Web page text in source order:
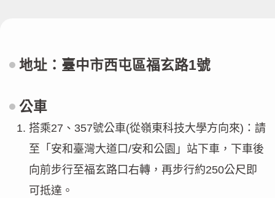
地址：臺中市西屯區福玄路1號
公車
搭乘27、357號公車(從嶺東科技大學方向來)：請
至「安和臺灣大道口/安和公園」站下車，下車後
向前步行至福玄路口右轉，再步行約250公尺即
可抵達。